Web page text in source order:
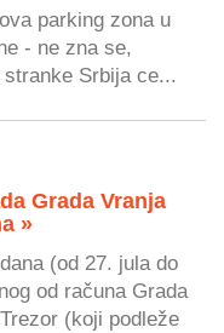
parking zona u
- ne zna se,
Srbija ce...
Grada Vranja
»
(od 27. jula do
od računa Grada
(koji podleže